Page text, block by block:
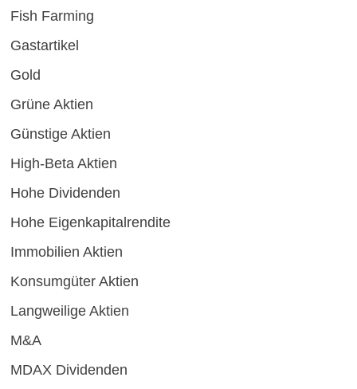
Fish Farming
Gastartikel
Gold
Grüne Aktien
Günstige Aktien
High-Beta Aktien
Hohe Dividenden
Hohe Eigenkapitalrendite
Immobilien Aktien
Konsumgüter Aktien
Langweilige Aktien
M&A
MDAX Dividenden